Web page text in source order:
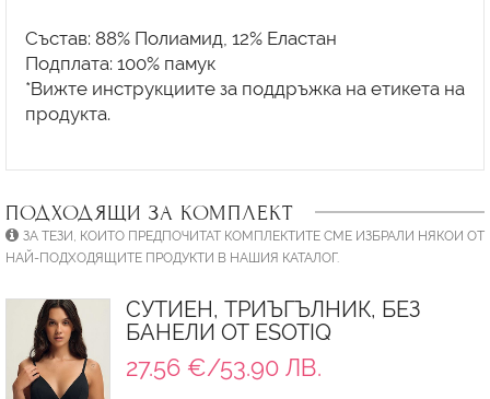
Състав: 88% Полиамид, 12% Еластан
Подплата: 100% памук
*Вижте инструкциите за поддръжка на етикета на
продукта.
ПОДХОДЯЩИ ЗА КОМПЛЕКТ
ЗА ТЕЗИ, КОИТО ПРЕДПОЧИТАТ КОМПЛЕКТИТЕ СМЕ ИЗБРАЛИ НЯКОИ ОТ
НАЙ-ПОДХОДЯЩИТЕ ПРОДУКТИ В НАШИЯ КАТАЛОГ.
СУТИЕН, ТРИЪГЪЛНИК, БЕЗ
БАНЕЛИ ОТ ESOTIQ
27.56 €/53.90 ЛВ.